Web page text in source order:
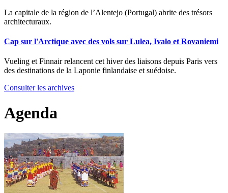
La capitale de la région de l’Alentejo (Portugal) abrite des trésors
architecturaux.
Cap sur l'Arctique avec des vols sur Lulea, Ivalo et Rovaniemi
Vueling et Finnair relancent cet hiver des liaisons depuis Paris vers
des destinations de la Laponie finlandaise et suédoise.
Consulter les archives
Agenda